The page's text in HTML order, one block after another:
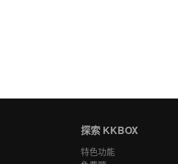
探索 KKBOX
特色功能